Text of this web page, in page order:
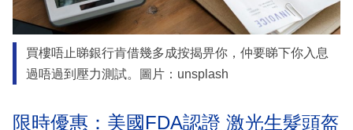
買樓唔止睇銀行肯借幾多成按揭畀你，仲要睇下你入息
過唔過到壓力測試。圖片：unsplash
限時優惠：美國FDA認證 激光生髮頭盔